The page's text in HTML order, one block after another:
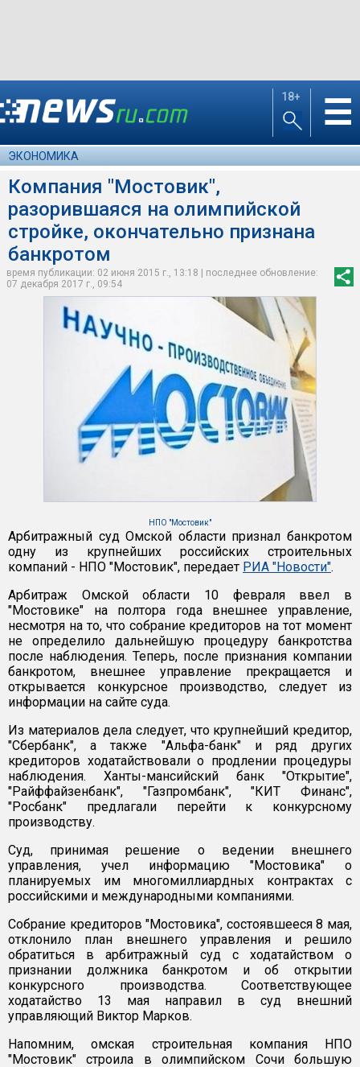
18+ ☰
ЭКОНОМИКА
Компания "Мостовик",
разорившаяся на олимпийской
стройке, окончательно признана
банкротом
время публикации: 02 июня 2015 г., 13:18 | последнее обновление:
07 декабря 2017 г., 09:54
НПО "Мостовик"
Арбитражный суд Омской области признал банкротом
одну из крупнейших российских строительных
компаний - НПО "Мостовик", передает РИА "Новости".
Арбитраж Омской области 10 февраля ввел в
"Мостовике" на полтора года внешнее управление,
несмотря на то, что собрание кредиторов на тот момент
не определило дальнейшую процедуру банкротства
после наблюдения. Теперь, после признания компании
банкротом, внешнее управление прекращается и
открывается конкурсное производство, следует из
информации на сайте суда.
Из материалов дела следует, что крупнейший кредитор,
"Сбербанк", а также "Альфа-банк" и ряд других
кредиторов ходатайствовали о продлении процедуры
наблюдения. Ханты-мансийский банк "Открытие",
"Райффайзенбанк", "Газпромбанк", "КИТ Финанс",
"Росбанк" предлагали перейти к конкурсному
производству.
Суд, принимая решение о ведении внешнего
управления, учел информацию "Мостовика" о
планируемых им многомиллиардных контрактах с
российскими и международными компаниями.
Собрание кредиторов "Мостовика", состоявшееся 8 мая,
отклонило план внешнего управления и решило
обратиться в арбитражный суд с ходатайством о
признании должника банкротом и об открытии
конкурсного производства. Соответствующее
ходатайство 13 мая направил в суд внешний
управляющий Виктор Марков.
Напомним, омская строительная компания НПО
"Мостовик" строила в олимпийском Сочи большую